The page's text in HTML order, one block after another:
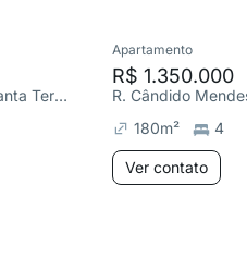
R. Almirante Alexandrino, Santa Teresa
Apartamento
R$ 1.350.000
R. Cândido
180m² 4
Ver contato